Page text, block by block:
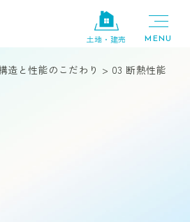
土地・建売
造と性能のこだわり > 03 断熱性能